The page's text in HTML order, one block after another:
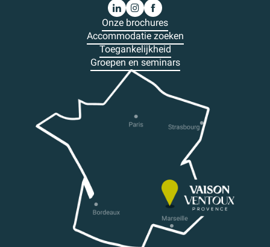
Onze brochures
Accommodatie zoeken
Toegankelijkheid
Groepen en seminars